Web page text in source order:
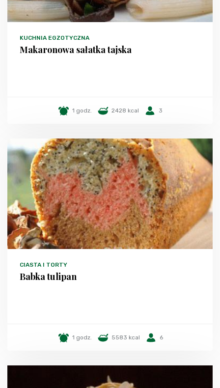
KUCHNIA EGZOTYCZNA
Makaronowa sałatka tajska
1 godz. 2428 kcal 3
CIASTA I TORTY
Babka tulipan
1 godz. 5583 kcal 6